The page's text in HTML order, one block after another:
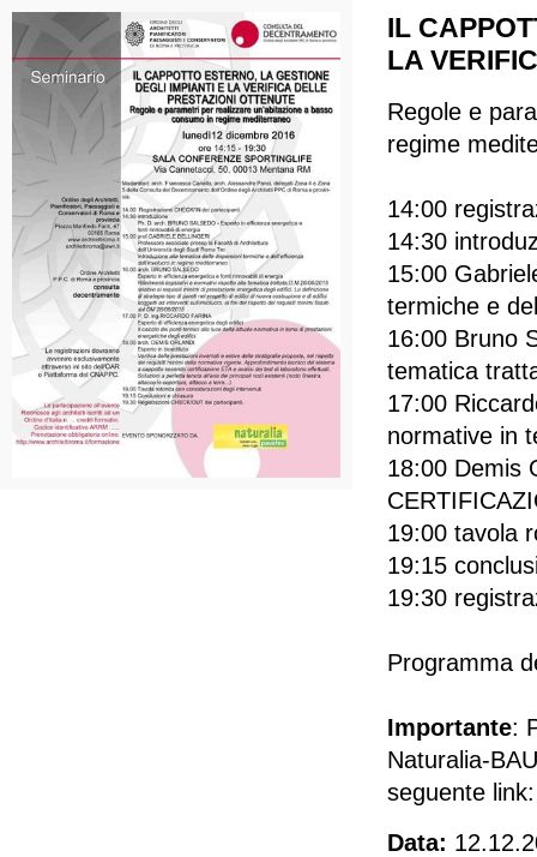
IL
LA
Regole e
regime
14:00
14:30
15:00
termiche e
16:00 Bruno
tematica
17:00
normative in
18:00 Demis
19:00 tavola
19:15
19:30
Programma
Importante:
Naturalia-
seguente
Data: